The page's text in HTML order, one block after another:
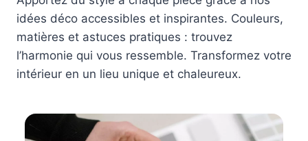
idées déco accessibles et inspirantes. Couleurs,
matières et astuces pratiques : trouvez
l’harmonie qui vous ressemble. Transformez votre
intérieur en un lieu unique et chaleureux.